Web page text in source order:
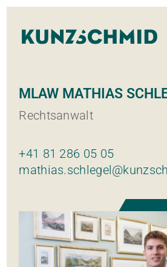
MLAW MATHIAS
Rechtsanwalt
+41 81 286 05 05